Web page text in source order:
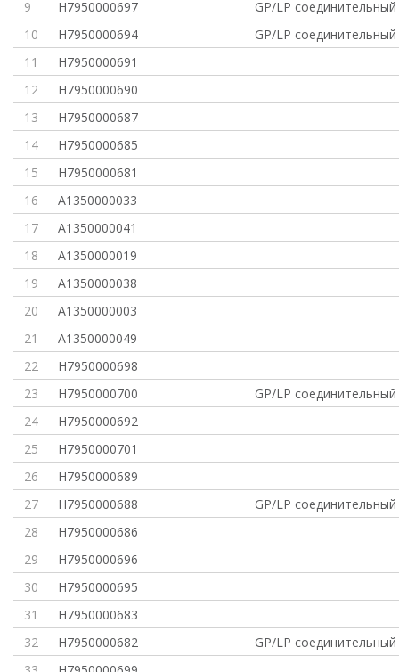
9
H7950000697
GP/LP
10
H7950000694
GP/LP
11
H7950000691
12
H7950000690
13
H7950000687
14
H7950000685
15
H7950000681
16
A1350000033
17
A1350000041
18
A1350000019
19
A1350000038
20
A1350000003
21
A1350000049
22
H7950000698
23
H7950000700
GP/LP
24
H7950000692
25
H7950000701
26
H7950000689
27
H7950000688
GP/LP
28
H7950000686
29
H7950000696
30
H7950000695
31
H7950000683
32
H7950000682
GP/LP